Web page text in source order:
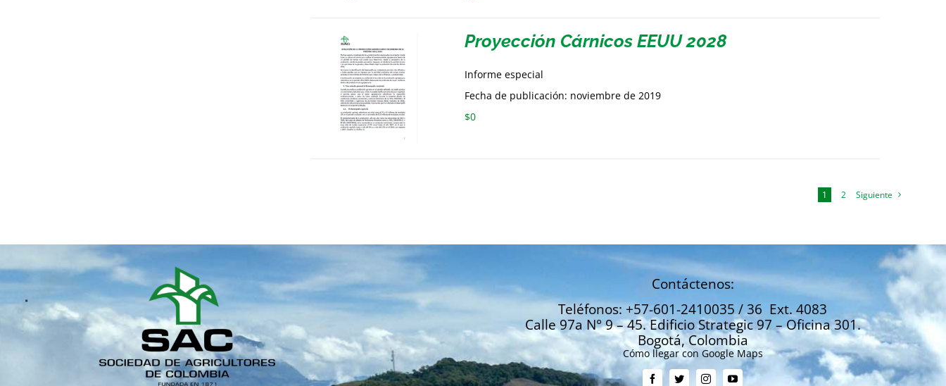
Proyección Cárnicos EEUU 2028
Informe especial
Fecha de publicación: noviembre de 2019
$0
1 2 Siguiente
Contáctenos:
Teléfonos: +57-601-2410035 / 36 Ext. 4083
Calle 97a N° 9 – 45. Edificio Strategic 97 – Oficina 301.
Bogotá, Colombia
Cómo llegar con Google Maps